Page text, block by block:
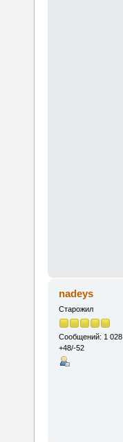
nadeys
Старожил
Сообщений: 1 028
+48/-52